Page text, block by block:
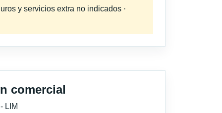
y servicios extra no indicados ·
comercial
LIM